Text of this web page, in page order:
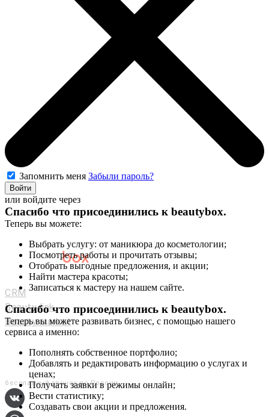
Мастерам и салонам
CRM
Beauty link
Beauty market
Приложение
Мы в соц. сетях
+7 (800) 551-80-29
бесплатный звонок по России
Запомнить меня Забыли пароль?
Войти
или войдите через
Спасибо что присоединились к beautybox.
Теперь вы можете:
Выбрать услугу: от маникюра до косметологии;
Посмотреть работы и прочитать отзывы;
Отобрать выгодные предложения, и акции;
Найти мастера красоты;
Записаться к мастеру на нашем сайте.
Спасибо что присоединились к beautybox.
Теперь вы можете развивать бизнес, с помощью нашего
сервиса а именно:
Пополнять собственное портфолио;
Добавлять и редактировать информацию о услугах и
ценах;
Получать заявки в режимы онлайн;
Вести статистику;
Создавать свои акции и предложения.